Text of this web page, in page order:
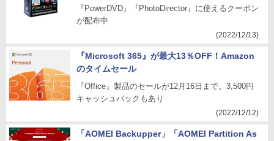
『PowerDVD』『PhotoDirector』に使えるクーポン
が配布中
(2022/12/13)
『Microsoft 365』が最大13％OFF！Amazon
のタイムセール
『Office』製品のセールが12月16日まで。3,500円
キャッシュバックもあり
(2022/12/12)
「AOMEI Backupper」「AOMEI Partition As